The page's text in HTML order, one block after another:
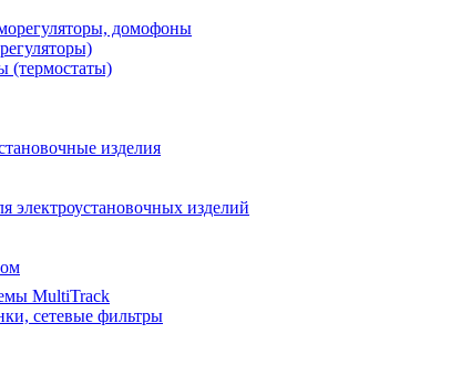
домофоны
(термостаты)
изделия
электроустановочных изделий
MultiTrack
сетевые фильтры